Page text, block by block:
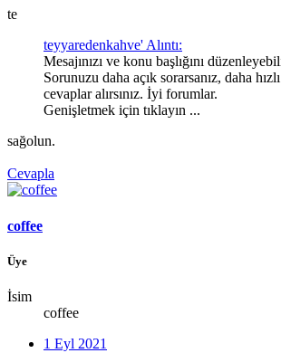
te
teyyaredenkahve' Alıntı:
Mesajınızı ve konu başlığını
Sorunuzu daha açık sorarsanız, daha
cevaplar alırsınız. İyi forumlar.
Genişletmek için tıklayın ...
sağolun.
Cevapla
coffee
Üye
İsim
coffee
1 Eyl 2021